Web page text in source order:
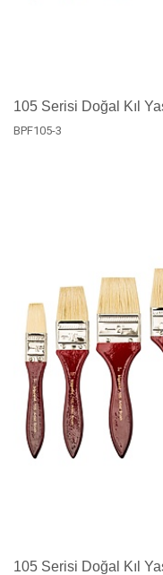
105 Serisi Doğal Kıl
BPF105-3
105 Serisi Doğal Kıl